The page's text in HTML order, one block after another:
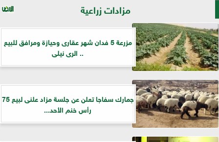
مزادات زراعية
مزرعة 5 فدان شهر عقارى وحيازة ومرافق للبيع
.. الرى نيلى
جمارك سفاجا تعلن عن جلسة مزاد علنى لبيع 75
رأس خنم الأحد...